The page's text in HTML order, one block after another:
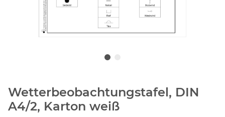
Wetterbeobachtungstafel, DIN
A4/2, Karton weiß